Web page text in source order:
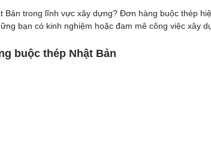
Bản trong lĩnh vực xây dựng? Đơn hàng buộc thép
bạn có kinh nghiệm hoặc đam mê công việc xây
buộc thép Nhật Bản